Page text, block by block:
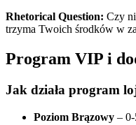
Rhetorical Question: Czy
trzyma Twoich środków w
Program VIP i
Jak działa program
Poziom Brązowy –